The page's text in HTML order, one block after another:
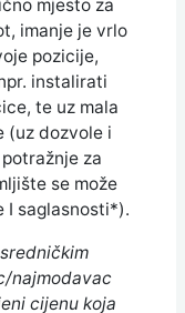
mjesto za
imanje je vrlo
pozicije,
instalirati
te uz mala
(uz dozvole i
za
se može
I saglasnosti*).
najmodavac
cijenu koja